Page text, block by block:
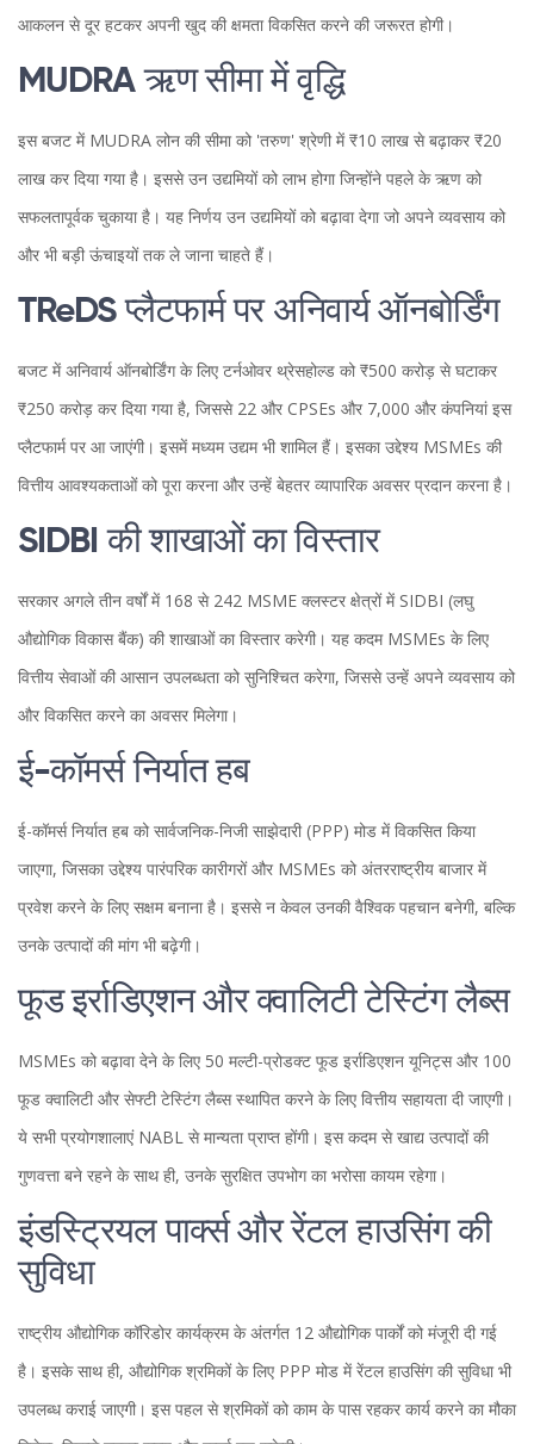
आकलन से दूर हटकर अपनी खुद की क्षमता विकसित करने की जरूरत होगी।
MUDRA ऋण सीमा में वृद्धि
इस बजट में MUDRA लोन की सीमा को 'तरुण' श्रेणी में ₹10 लाख से बढ़ाकर ₹20
लाख कर दिया गया है। इससे उन उद्यमियों को लाभ होगा जिन्होंने पहले के ऋण को
सफलतापूर्वक चुकाया है। यह निर्णय उन उद्यमियों को बढ़ावा देगा जो अपने व्यवसाय को
और भी बड़ी ऊंचाइयों तक ले जाना चाहते हैं।
TReDS प्लैटफार्म पर अनिवार्य ऑनबोर्डिंग
बजट में अनिवार्य ऑनबोर्डिंग के लिए टर्नओवर थ्रेसहोल्ड को ₹500 करोड़ से घटाकर
₹250 करोड़ कर दिया गया है, जिससे 22 और CPSEs और 7,000 और कंपनियां इस
प्लैटफार्म पर आ जाएंगी। इसमें मध्यम उद्यम भी शामिल हैं। इसका उद्देश्य MSMEs की
वित्तीय आवश्यकताओं को पूरा करना और उन्हें बेहतर व्यापारिक अवसर प्रदान करना है।
SIDBI की शाखाओं का विस्तार
सरकार अगले तीन वर्षों में 168 से 242 MSME क्लस्टर क्षेत्रों में SIDBI (लघु
औद्योगिक विकास बैंक) की शाखाओं का विस्तार करेगी। यह कदम MSMEs के लिए
वित्तीय सेवाओं की आसान उपलब्धता को सुनिश्चित करेगा, जिससे उन्हें अपने व्यवसाय को
और विकसित करने का अवसर मिलेगा।
ई-कॉमर्स निर्यात हब
ई-कॉमर्स निर्यात हब को सार्वजनिक-निजी साझेदारी (PPP) मोड में विकसित किया
जाएगा, जिसका उद्देश्य पारंपरिक कारीगरों और MSMEs को अंतरराष्ट्रीय बाजार में
प्रवेश करने के लिए सक्षम बनाना है। इससे न केवल उनकी वैश्विक पहचान बनेगी, बल्कि
उनके उत्पादों की मांग भी बढ़ेगी।
फूड इर्राडिएशन और क्वालिटी टेस्टिंग लैब्स
MSMEs को बढ़ावा देने के लिए 50 मल्टी-प्रोडक्ट फूड इर्राडिएशन यूनिट्स और 100
फूड क्वालिटी और सेफ्टी टेस्टिंग लैब्स स्थापित करने के लिए वित्तीय सहायता दी जाएगी।
ये सभी प्रयोगशालाएं NABL से मान्यता प्राप्त होंगी। इस कदम से खाद्य उत्पादों की
गुणवत्ता बने रहने के साथ ही, उनके सुरक्षित उपभोग का भरोसा कायम रहेगा।
इंडस्ट्रियल पार्क्स और रेंटल हाउसिंग की
सुविधा
राष्ट्रीय औद्योगिक कॉरिडोर कार्यक्रम के अंतर्गत 12 औद्योगिक पार्कों को मंजूरी दी गई
है। इसके साथ ही, औद्योगिक श्रमिकों के लिए PPP मोड में रेंटल हाउसिंग की सुविधा भी
उपलब्ध कराई जाएगी। इस पहल से श्रमिकों को काम के पास रहकर कार्य करने का मौका